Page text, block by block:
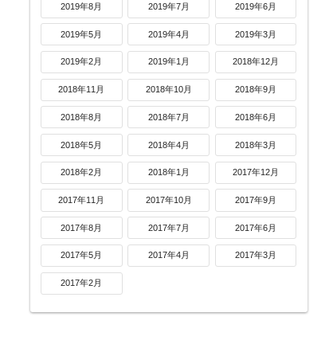
2019年8月 2019年7月 2019年6月
2019年5月 2019年4月 2019年3月
2019年2月 2019年1月 2018年12月
2018年11月 2018年10月 2018年9月
2018年8月 2018年7月 2018年6月
2018年5月 2018年4月 2018年3月
2018年2月 2018年1月 2017年12月
2017年11月 2017年10月 2017年9月
2017年8月 2017年7月 2017年6月
2017年5月 2017年4月 2017年3月
2017年2月